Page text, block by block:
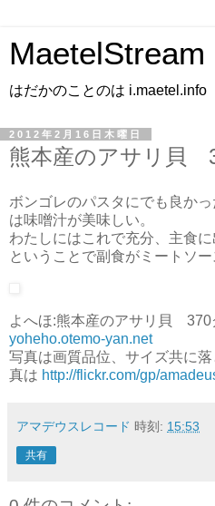
MaetelStream
はだかのことのは i.maetel.info
2012年2月16日木曜日
熊本産のアサリ貝
ボンゴレのパスタにでも良か
は味噌汁が美味しい。
わたしにはこれで充分、主食に
ということで副食がミートソー
よへほ:熊本産のアサリ貝 370
yoheho.otemo-yan.net
写真は画質品位、サイズ共に
真は http://flickr.com/gp/
アマデウスレコード 時刻: 15:53
共有